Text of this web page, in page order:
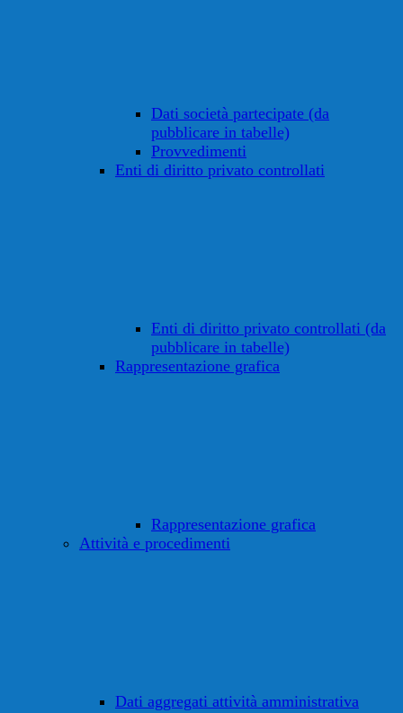
Dati società partecipate (da
pubblicare in tabelle)
Provvedimenti
Enti di diritto privato controllati
Enti di diritto privato controllati (da
pubblicare in tabelle)
Rappresentazione grafica
Rappresentazione grafica
Attività e procedimenti
Dati aggregati attività amministrativa